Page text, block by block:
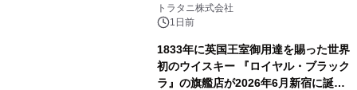
トラタニ株式会社
1日前
1833年に英国王室御用達を賜った世界
初のウイスキー 『ロイヤル・ブラック
ラ』の旗艦店が2026年6月新宿に誕